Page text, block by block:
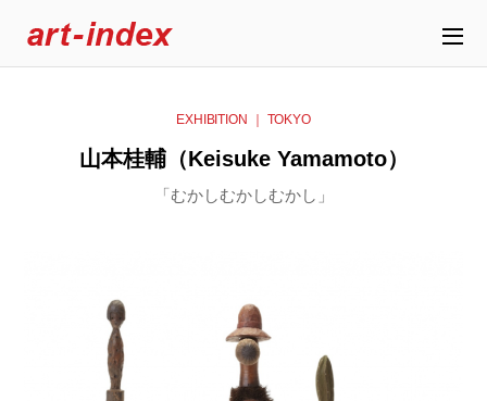
EXHIBITION ｜ TOKYO
山本桂輔（Keisuke Yamamoto）
「むかしむかしむかし」